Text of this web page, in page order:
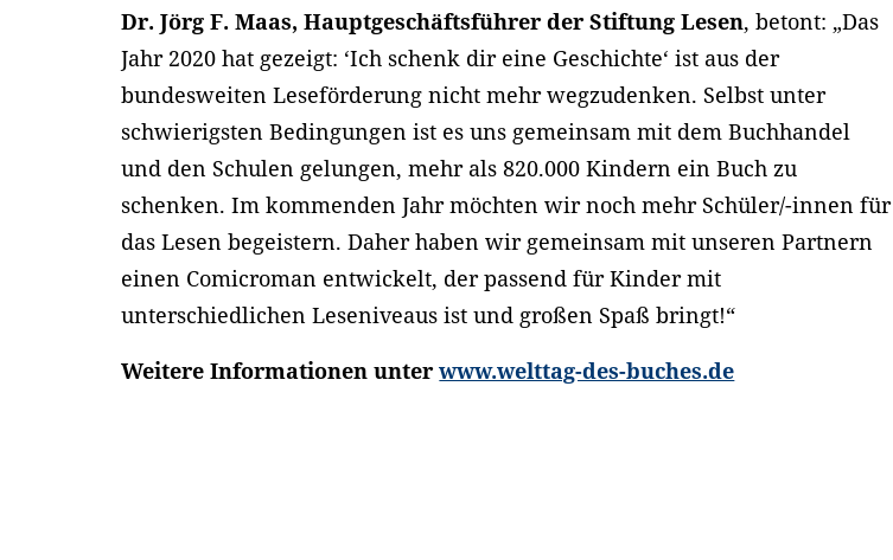
Dr. Jörg F. Maas, Hauptgeschäftsführer der Stiftung Lesen, betont: „Das
Jahr 2020 hat gezeigt: ‘Ich schenk dir eine Geschichte‘ ist aus der
bundesweiten Leseförderung nicht mehr wegzudenken. Selbst unter
schwierigsten Bedingungen ist es uns gemeinsam mit dem Buchhandel
und den Schulen gelungen, mehr als 820.000 Kindern ein Buch zu
schenken. Im kommenden Jahr möchten wir noch mehr Schüler/-innen für
das Lesen begeistern. Daher haben wir gemeinsam mit unseren Partnern
einen Comicroman entwickelt, der passend für Kinder mit
unterschiedlichen Leseniveaus ist und großen Spaß bringt!“
Weitere Informationen unterwww.welttag-des-buches.de